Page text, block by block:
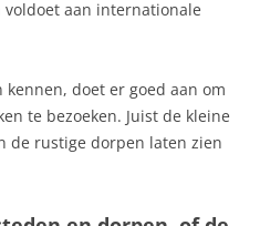
aan internationale
doet er goed aan om
te bezoeken. Juist de kleine
de rustige dorpen laten zien